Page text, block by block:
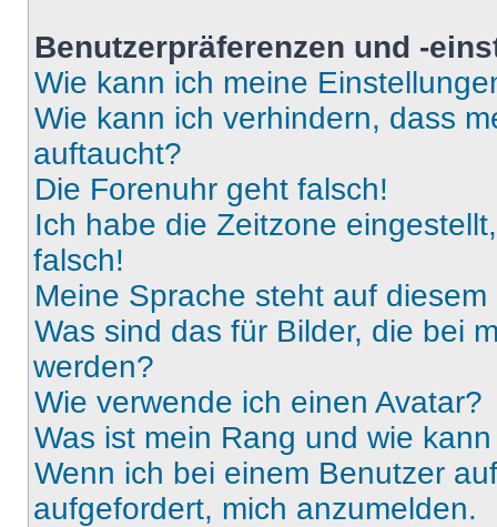
Benutzerpräferenzen und -
Wie kann ich meine
Wie kann ich verhindern, dass
auftaucht?
Die Forenuhr geht falsch!
Ich habe die Zeitzone
falsch!
Meine Sprache steht auf
Was sind das für Bilder, die bei
werden?
Wie verwende ich einen Avatar?
Was ist mein Rang und wie
Wenn ich bei einem Benutzer
aufgefordert, mich anzumelden.